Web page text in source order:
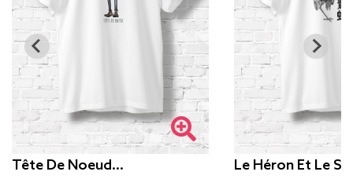
Tête De Noeud… Le Héron Et Le